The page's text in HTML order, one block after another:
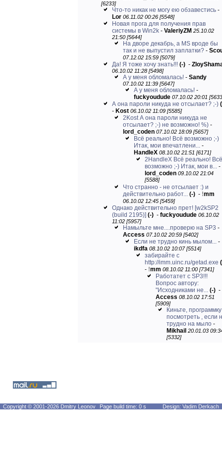
[6233]
Что-то никак не могу ею обзавестись -
Lor 06.11.02 00:26 [5548]
Новая прога для получения прав
системы в Win2k - ValeriyZM 25.10.02
21:50 [5644]
На дворе декабрь, а MS вроде бы
так и не выпустил заплатки? -
07.12.02 15:59 [5079]
Да! Я тоже хочу знать!!! (-) -
06.10.02 11:28 [5498]
А у меня обломалась! - Sandy
07.10.02 11:39 [5647]
А у меня обломалась! -
fuckyoudude 07.10.02 20:01
А она пароли никуда не отсылает? ;-)
- Kost 06.10.02 11:09 [5585]
2Kost А она пароли никуда не
отсылает? ;-) не возможно! %) -
lord_coden 07.10.02 18:09 [5657]
Всё реально! Всё возможно ;-)
Итак, мои впечатлени... -
HandleX 08.10.02 21:51 [6171]
2HandleX Всё реально! Всё
возможно ;-) Итак, мои в... -
lord_coden 09.10.02 21:04
[5588]
Что странно - не отсылает :) и
действительно работ... (-) - !mm
06.10.02 12:45 [5459]
Однако действительно прет! [w2kSP2
(build 2195)] (-) - fuckyoudude 06.10.02
11:02 [5957]
Намыльте мне....проверю на SP3 -
Access 07.10.02 20:59 [5402]
Если не трудно кинь мылом... -
ikdfa 08.10.02 10:07 [5514]
забирайте с
http://imm.uinc.ru/getad.exe
- !mm 08.10.02 11:00 [7341]
Работатет c SP3!!!
Вопрос автору:
"Исходниками не... (-) -
Access 08.10.02 17:51
[5909]
Киньте,
посмотреть , если
трудно на мыло -
Mikhail 20.01.03
[5332]
Copyright © 2001-2026 Dmitry Leonov Page build time: 0 s Design: Vadim Derkach